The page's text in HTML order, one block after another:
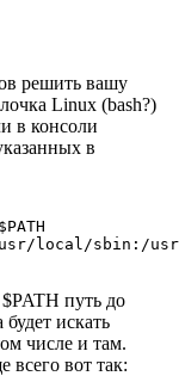
решить вашу
Linux (bash?)
в консоли
в
local/sbin:/
путь до
искать
числе и там.
всего вот так: